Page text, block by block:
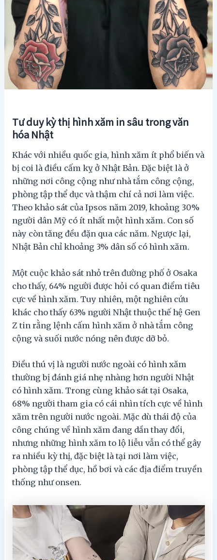
Tư duy kỳ thị hình xăm in sâu trong văn
hóa Nhật
Khác với nhiều quốc gia, hình xăm ít phổ biến và
bị coi là điều cấm kỵ ở Nhật Bản. Đặc biệt là ở
những nơi công cộng như nhà tắm công cộng,
phòng tập thể dục và thậm chí cả nơi làm việc.
Theo khảo sát của Ipsos năm 2019, khoảng 30%
người dân Mỹ có ít nhất một hình xăm. Con số
này còn tăng đều đặn qua các năm. Ngược lại,
Nhật Bản chỉ khoảng 3% dân số có hình xăm.
Một cuộc khảo sát nhỏ trên đường phố ở Osaka
cho thấy, 64% người được hỏi có quan điểm tiêu
cực về hình xăm. Tuy nhiên, một nghiên cứu
khác cho thấy 63% người Nhật thuộc thế hệ Gen
Z tin rằng lệnh cấm hình xăm ở nhà tắm công
cộng và suối nước nóng nên được dỡ bỏ.
Điều thú vị là người nước ngoài có hình xăm
thường bị đánh giá nhẹ nhàng hơn người Nhật
có hình xăm. Trong cùng khảo sát tại Osaka,
68% người tham gia có cái nhìn tích cực về hình
xăm trên người nước ngoài. Mặc dù thái độ của
công chúng về hình xăm đang dần thay đổi,
nhưng những hình xăm to lộ liễu vẫn có thể gây
ra nhiều kỳ thị, đặc biệt là tại nơi làm việc,
phòng tập thể dục, hồ bơi và các địa điểm truyền
thống như onsen.